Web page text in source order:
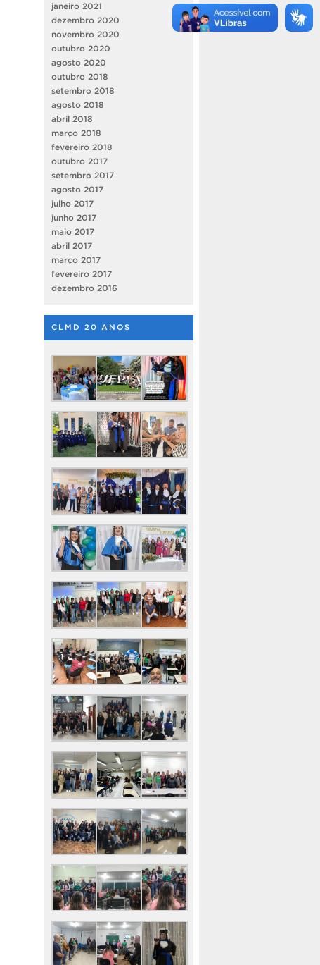
janeiro 2021
dezembro 2020
novembro 2020
outubro 2020
agosto 2020
outubro 2018
setembro 2018
agosto 2018
abril 2018
março 2018
fevereiro 2018
outubro 2017
setembro 2017
agosto 2017
julho 2017
junho 2017
maio 2017
abril 2017
março 2017
fevereiro 2017
dezembro 2016
CLMD 20 ANOS